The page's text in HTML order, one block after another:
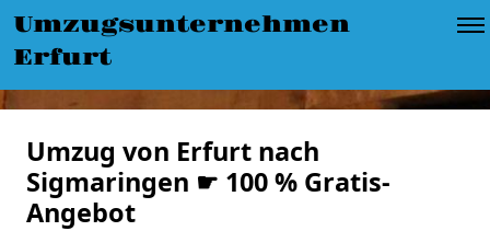
Umzugsunternehmen
Erfurt
Umzug von Erfurt nach
Sigmaringen ☛ 100 % Gratis-
Angebot